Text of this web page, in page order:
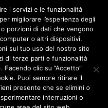
TE
DI PAGAMENTO
Polifarma S.P.A) Via del Poggio
i servizi e le funzionalità
migliorare l’esperienza degli
porzioni di dati che vengono
o altri dispositivi.
sul tuo uso del nostro sito
di terze parti e funzionalità
clic su ”Accetto”
Puoi sempre ritirare il
presente che se elimini o
interruzioni o